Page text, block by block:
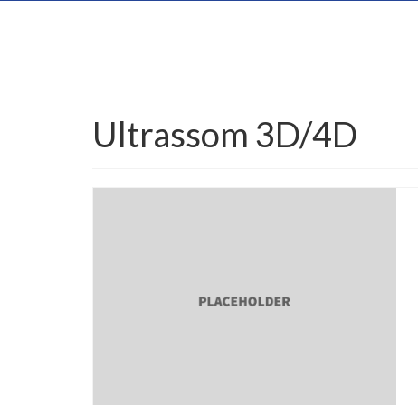
Ultrassom 3D/4D